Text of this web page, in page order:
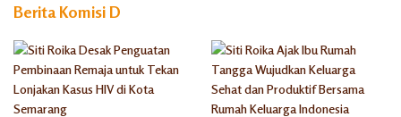
Semaran
Berita Komisi D